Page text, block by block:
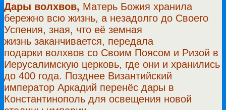
Дары волхвов, Матерь Божия хранила
бережно всю жизнь, а незадолго до Своего
Успения, зная, что её земная
жизнь заканчивается, передала
подарки волхвов со Своим Поясом и Ризой в
Иерусалимскую церковь, где они и хранились
до 400 года. Позднее Византийский
император Аркадий перенёс дары в
Константинополь для освещения новой